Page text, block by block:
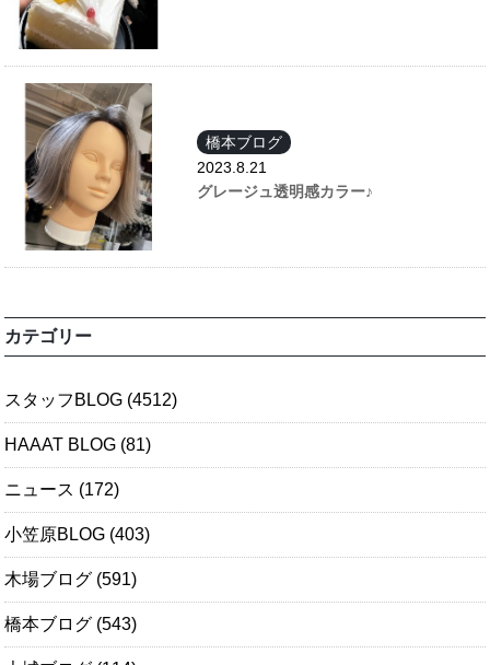
橋本ブログ
2023.8.21
グレージュ透明感カラー♪
カテゴリー
スタッフBLOG (4512)
HAAAT BLOG (81)
ニュース (172)
小笠原BLOG (403)
木場ブログ (591)
橋本ブログ (543)